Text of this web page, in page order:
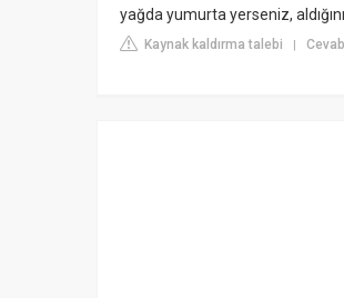
yağda yumurta yerseniz,
Kaynak kaldırma talebi |